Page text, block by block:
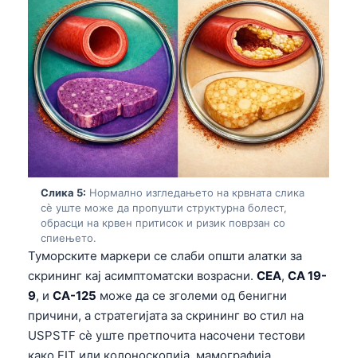
Слика 5: Нормално изгледањето на крвната слика
сè уште може да пропушти структурна болест,
обрасци на крвен притисок и ризик поврзан со
спиењето.
Туморските маркери се слаби општи алатки за
скрининг кај асимптоматски возрасни. CEA, CA 19-
9, и CA-125 може да се зголеми од бенигни
причини, а стратегијата за скрининг во стил на
USPSTF сè уште претпочита насочени тестови
како FIT или колоноскопија, мамографија,